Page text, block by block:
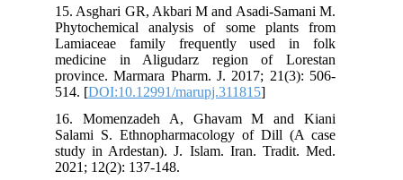
15. Asghari GR, Akbari M and Asadi-Samani M.
Phytochemical analysis of some plants from
Lamiaceae family frequently used in folk
medicine in Aligudarz region of Lorestan
province. Marmara Pharm. J. 2017; 21(3): 506-
514. [DOI:10.12991/marupj.311815
16. Momenzadeh A, Ghavam M and Kiani
Salami S. Ethnopharmacology of Dill (A case
study in Ardestan). J. Islam. Iran. Tradit. Med.
2021; 12(2): 137-148.